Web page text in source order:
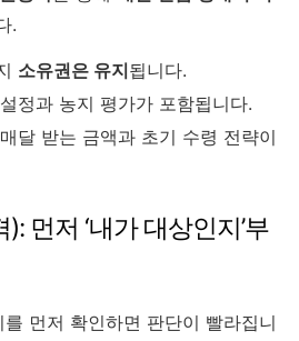
.
소유권은 유지됩니다.
정과 농지 평가가 포함됩니다.
달 받는 금액과 초기 수령 전략이
먼저 ‘내가 대상인지’부
먼저 확인하면 판단이 빨라집니